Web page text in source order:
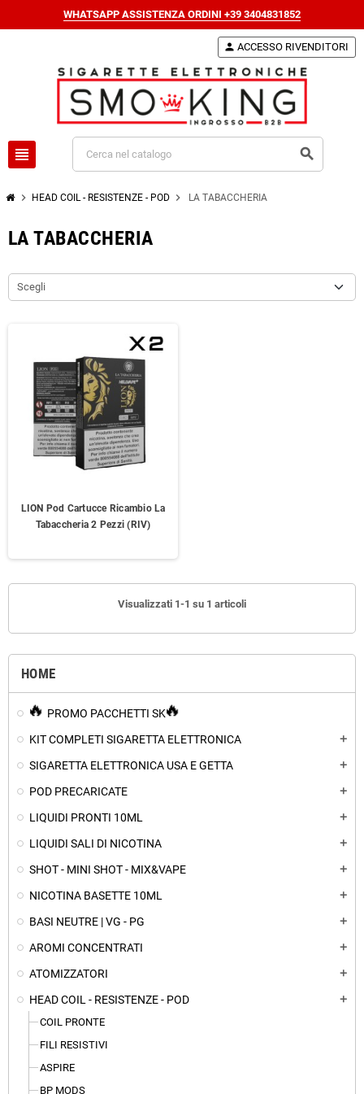
WHATSAPP ASSISTENZA ORDINI +39 3404831852
view_headline search
person ACCESSO RIVENDITORI
chevron_right HEAD COIL - RESISTENZE - POD chevron_right LA TABACCHERIA
HOME
PROMO PACCHETTI SK
KIT COMPLETI SIGARETTA ELETTRONICA
add
SIGARETTA ELETTRONICA USA E GETTA add
POD PRECARICATE add
LIQUIDI PRONTI 10ML add
LIQUIDI SALI DI NICOTINA add
SHOT - MINI SHOT - MIX&VAPE add
NICOTINA BASETTE 10ML add
BASI NEUTRE | VG - PG add
AROMI CONCENTRATI add
ATOMIZZATORI add
HEAD COIL - RESISTENZE - POD add
COIL PRONTE
FILI RESISTIVI
ASPIRE
BP MODS
LA TABACCHERIA
Scegli
LION Pod Cartucce Ricambio La
Tabaccheria 2 Pezzi (RIV)
Visualizzati 1-1 su 1 articoli